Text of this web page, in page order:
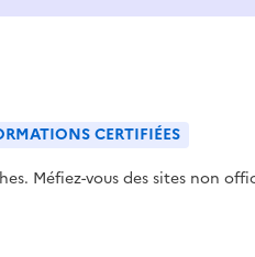
CERTIFIÉES
Méfiez-vous des sites non